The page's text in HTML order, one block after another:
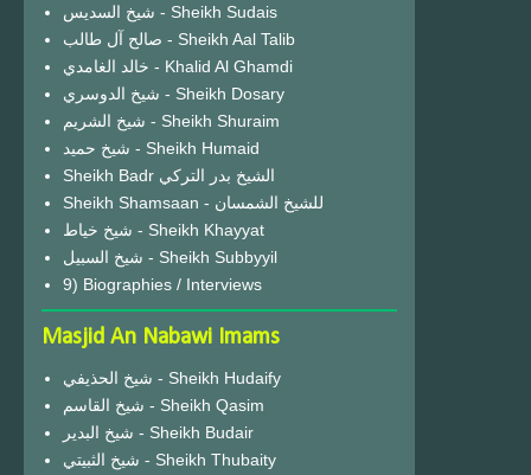
شيخ السديس - Sheikh Sudais
صالح آل طالب - Sheikh Aal Talib
خالد الغامدي - Khalid Al Ghamdi
شيخ الدوسري - Sheikh Dosary
شيخ الشريم - Sheikh Shuraim
شيخ حميد - Sheikh Humaid
Sheikh Badr الشيخ بدر التركي
Sheikh Shamsaan - للشيخ الشمسان
شيخ خياط - Sheikh Khayyat
شيخ السبيل - Sheikh Subbyyil
9) Biographies / Interviews
Masjid An Nabawi Imams
شيخ الحذيفي - Sheikh Hudaify
شيخ القاسم - Sheikh Qasim
شيخ البدير - Sheikh Budair
شيخ الثبيتي - Sheikh Thubaity